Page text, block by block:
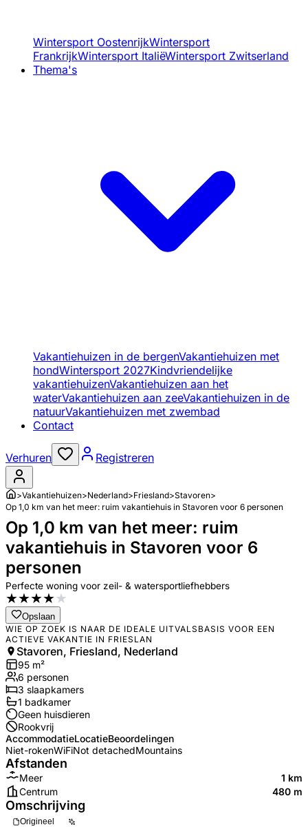
Wintersport OostenrijkWintersport
FrankrijkWintersport ItaliëWintersport Zwitserland
Thema's
Vakantiehuizen in de bergenVakantiehuizen met
hondWintersport 2027Kindvriendelijke
vakantiehuizenVakantiehuizen aan het
waterVakantiehuizen aan zeeVakantiehuizen in de
natuurVakantiehuizen met zwembad
Contact
Verhuren Registreren
>Vakantiehuizen>Nederland>Friesland>Stavoren>
Op 1,0 km van het meer: ruim vakantiehuis in Stavoren voor 6 personen
Op 1,0 km van het meer: ruim
vakantiehuis in Stavoren voor 6
personen
Perfecte woning voor zeil- & watersportliefhebbers
★★★★★
Opslaan
WIE OP ZOEK IS NAAR DE IDEALE UITVALSBASIS VOOR EEN
ACTIEVE VAKANTIE IN FRIESLAN
Stavoren, Friesland, Nederland
95 m²
6 personen
3 slaapkamers
1 badkamer
Geen huisdieren
Rookvrij
AccommodatieLocatieBeoordelingen
Niet-rokenWiFiNot detachedMountains
Afstanden
Meer
1 km
Centrum
480 m
Omschrijving
Origineel